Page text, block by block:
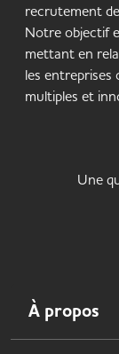
recrutement
Notre objectif
mettant en
les entreprises
multiples et
Une
À propos